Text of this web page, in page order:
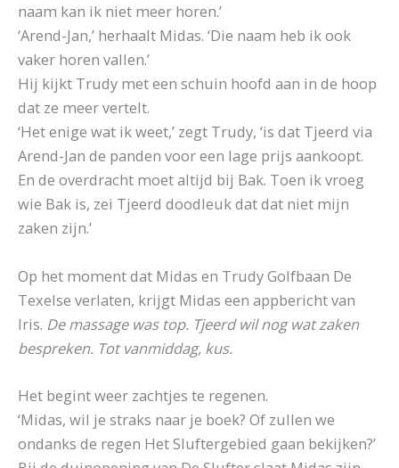
naam kan ik niet meer horen.’
‘Arend-Jan,’ herhaalt Midas. ‘Die naam heb ik ook
vaker horen vallen.’
Hij kijkt Trudy met een schuin hoofd aan in de hoop
dat ze meer vertelt.
‘Het enige wat ik weet,’ zegt Trudy, ‘is dat Tjeerd via
Arend-Jan de panden voor een lage prijs aankoopt.
En de overdracht moet altijd bij Bak. Toen ik vroeg
wie Bak is, zei Tjeerd doodleuk dat dat niet mijn
zaken zijn.’
Op het moment dat Midas en Trudy Golfbaan De
Texelse verlaten, krijgt Midas een appbericht van
Iris. De massage was top. Tjeerd wil nog wat zaken
bespreken. Tot vanmiddag, kus.
Het begint weer zachtjes te regenen.
‘Midas, wil je straks naar je boek? Of zullen we
ondanks de regen Het Sluftergebied gaan bekijken?’